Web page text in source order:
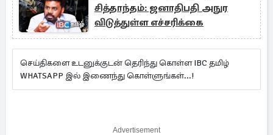
சித்தாந்தம்: ஜனாதிபதி அநுர
விடுத்துள்ள எச்சரிக்கை
செய்திகளை உடனுக்குடன் தெரிந்து கொள்ள IBC தமிழ்
WHATSAPP இல் இணைந்து கொள்ளுங்கள்...!
Advertisement